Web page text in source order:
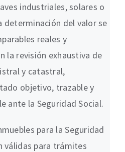
industriales, solares o
determinación del valor se
reales y
la revisión exhaustiva de
y catastral,
objetivo, trazable y
ante la Seguridad Social.
para la Seguridad
válidas para trámites